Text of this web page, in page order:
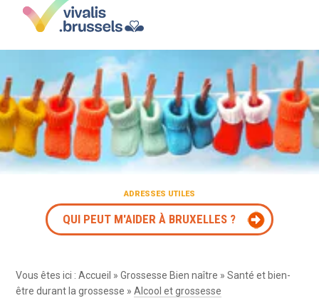
ADRESSES UTILES
QUI PEUT M'AIDER À BRUXELLES ?
Vous êtes ici :Accueil »Grossesse Bien naître »Santé et bien-
être durant la grossesse »Alcool et grossesse